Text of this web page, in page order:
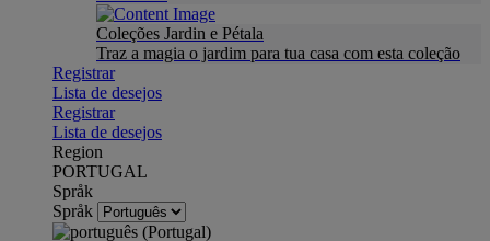
Coleções Jardin e Pétala
Traz a magia o jardim para tua casa com esta coleção
Registrar
Lista de desejos
Registrar
Lista de desejos
Region
PORTUGAL
Språk
Språk